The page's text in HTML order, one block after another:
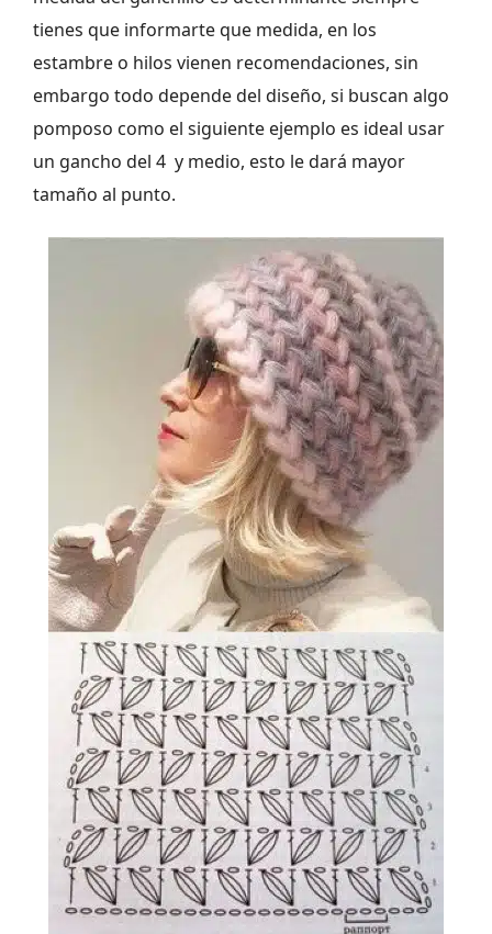
tienes que informarte que medida, en los
estambre o hilos vienen recomendaciones, sin
embargo todo depende del diseño, si buscan algo
pomposo como el siguiente ejemplo es ideal usar
un gancho del 4 y medio, esto le dará mayor
tamaño al punto.